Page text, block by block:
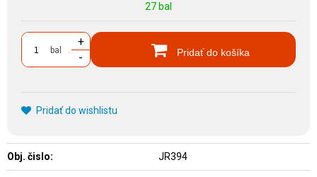
27 bal
bal
+
-
Pridať do košíka
Pridať do wishlistu
Obj. čislo: JR394